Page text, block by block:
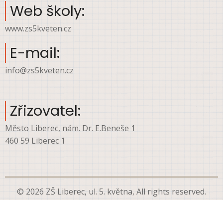
Web školy:
www.zs5kveten.cz
E-mail:
info@zs5kveten.cz
Zřizovatel:
Město Liberec, nám. Dr. E.Beneše 1
460 59 Liberec 1
© 2026 ZŠ Liberec, ul. 5. května, All rights reserved.